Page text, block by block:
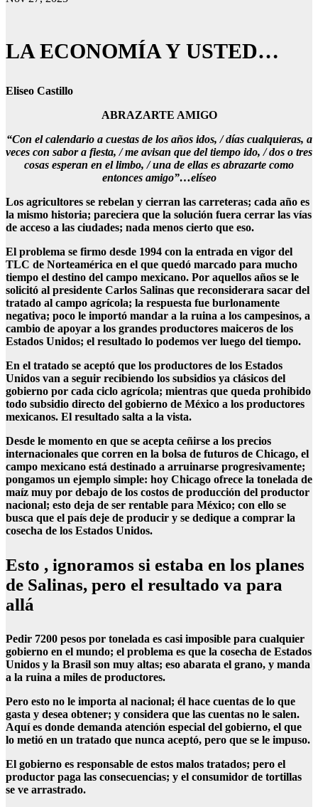
LA ECONOMÍA Y USTED…
Eliseo Castillo
ABRAZARTE AMIGO
“Con el calendario a cuestas de los años idos, / días cualquieras, a
veces con sabor a fiesta, / me avisan que del tiempo ido, / dos o tres
cosas esperan en el limbo, / una de ellas es abrazarte como
entonces amigo”…elíseo
Los agricultores se rebelan y cierran las carreteras; cada año es
la mismo historia; pareciera que la solución fuera cerrar las vías
de acceso a las ciudades; nada menos cierto que eso.
El problema se firmo desde 1994 con la entrada en vigor del
TLC de Norteamérica en el que quedó marcado para mucho
tiempo el destino del campo mexicano. Por aquellos años se le
solicitó al presidente Carlos Salinas que reconsiderara sacar del
tratado al campo agrícola; la respuesta fue burlonamente
negativa; poco le importó mandar a la ruina a los campesinos, a
cambio de apoyar a los grandes productores maiceros de los
Estados Unidos; el resultado lo podemos ver luego del tiempo.
En el tratado se aceptó que los productores de los Estados
Unidos van a seguir recibiendo los subsidios ya clásicos del
gobierno por cada ciclo agrícola; mientras que queda prohibido
todo subsidio directo del gobierno de México a los productores
mexicanos. El resultado salta a la vista.
Desde le momento en que se acepta ceñirse a los precios
internacionales que corren en la bolsa de futuros de Chicago, el
campo mexicano está destinado a arruinarse progresivamente;
pongamos un ejemplo simple: hoy Chicago ofrece la tonelada de
maíz muy por debajo de los costos de producción del productor
nacional; esto deja de ser rentable para México; con ello se
busca que el país deje de producir y se dedique a comprar la
cosecha de los Estados Unidos.
Esto , ignoramos si estaba en los planes
de Salinas, pero el resultado va para
allá
Pedir 7200 pesos por tonelada es casi imposible para cualquier
gobierno en el mundo; el problema es que la cosecha de Estados
Unidos y la Brasil son muy altas; eso abarata el grano, y manda
a la ruina a miles de productores.
Pero esto no le importa al nacional; él hace cuentas de lo que
gasta y desea obtener; y considera que las cuentas no le salen.
Aquí es donde demanda atención especial del gobierno, el que
lo metió en un tratado que nunca aceptó, pero que se le impuso.
El gobierno es responsable de estos malos tratados; pero el
productor paga las consecuencias; y el consumidor de tortillas
se ve arrastrado.